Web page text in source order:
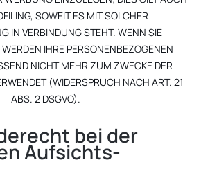
SOWEIT ES MIT SOLCHER
IN VERBINDUNG STEHT. WENN SIE
IHRE PERSONENBEZOGENEN
NICHT MEHR ZUM ZWECKE DER
(WIDERSPRUCH NACH ART. 21
ABS. 2 DSGVO).
bei der
Aufsichts­